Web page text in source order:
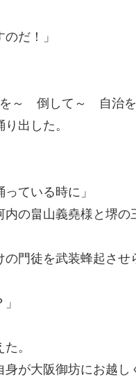
だ！」
～ 倒して～ 自治を
出した。
ている時に」
の畠山義堯様と堺
門徒を武装蜂起させ
。
が大阪御坊にお越